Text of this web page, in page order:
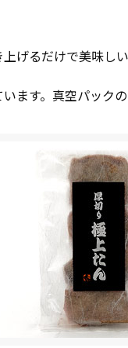
げるだけで美味しい
ます。真空パック